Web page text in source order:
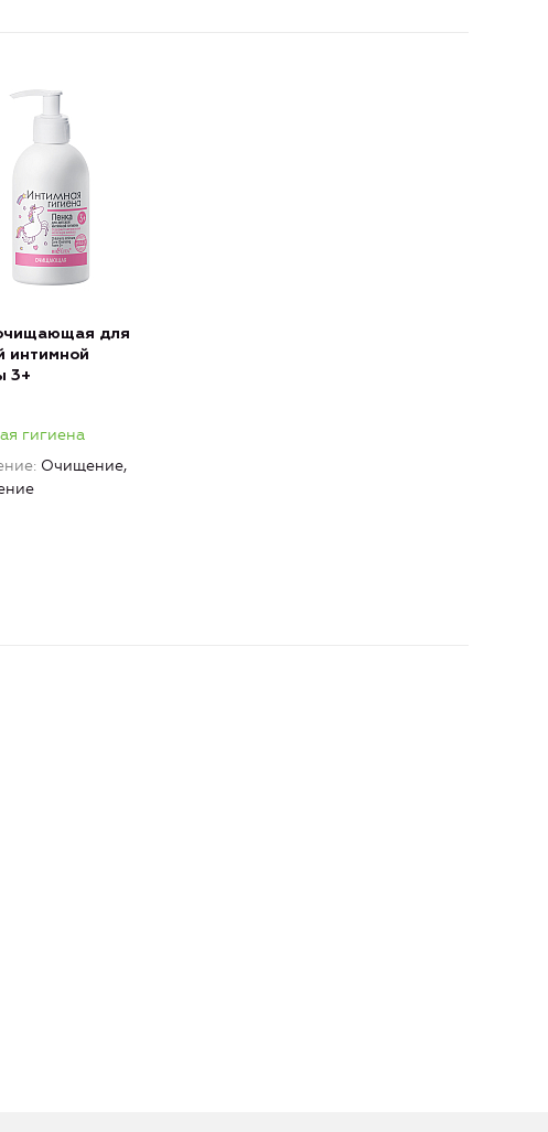
для
интимной
3+
гигиена
Очищение,